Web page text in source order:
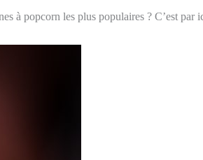
à popcorn les plus populaires ? C’est par